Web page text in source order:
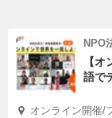
NPO
【
語で
オンライン開催/